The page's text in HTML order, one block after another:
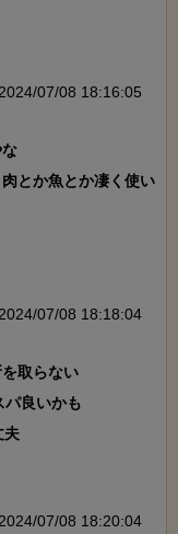
07/08 18:16:05
とか魚とか凄く使い
07/08 18:18:04
取らない
パ良いかも
夫
07/08 18:20:04